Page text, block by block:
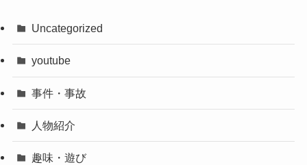
Uncategorized
youtube
事件・事故
人物紹介
趣味・遊び